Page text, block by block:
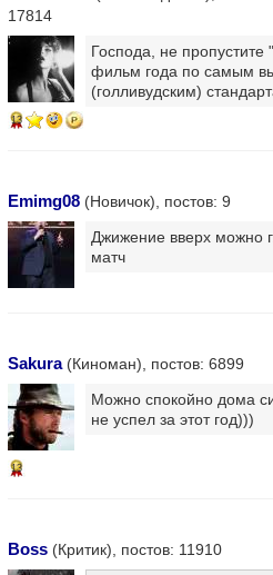
17814
13
Господа, не
фильм года по самым
(голливудским)
Emimg08 (Новичок), постов: 9
Джижение вверх можно
матч
Sakura(Киноман), постов: 6899
13
Можно спокойно дома
не успел за этот год)))
Boss (Критик), постов: 11910